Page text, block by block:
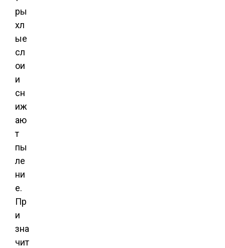
ры
хл
ые
сл
ои
и
сн
иж
аю
т
пы
ле
ни
е.
Пр
и
зна
чит